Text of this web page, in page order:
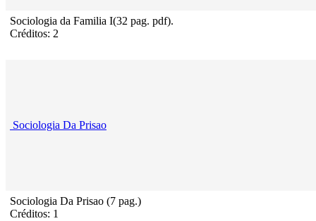
Sociologia da Familia I(32 pag. pdf).
Créditos: 2
Sociologia Da Prisao
Sociologia Da Prisao (7 pag.)
Créditos: 1